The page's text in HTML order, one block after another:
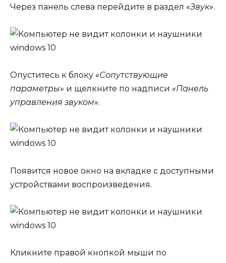
Через панель слева перейдите в раздел «Звук».
Опуститесь к блоку «Сопутствующие
параметры» и щелкните по надписи «Панель
управления звуком».
Появится новое окно на вкладке с доступными
устройствами воспроизведения.
Кликните правой кнопкой мыши по